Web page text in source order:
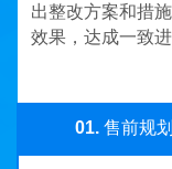
出整改方案和措
效果，达成一致
01.售前规划